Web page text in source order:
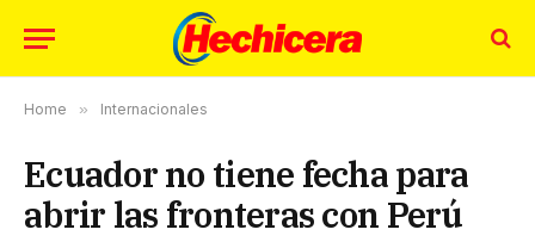
Home » Internacionales
Ecuador no tiene fecha para
abrir las fronteras con Perú